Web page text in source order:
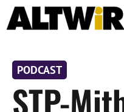
Zum
Inhalt
PODCAST
STP-